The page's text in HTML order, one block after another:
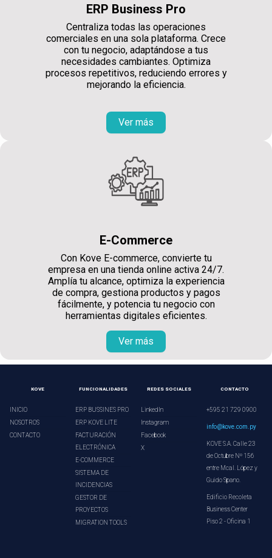
ERP Business Pro
Centraliza todas las operaciones
comerciales en una sola plataforma. Crece
con tu negocio, adaptándose a tus
necesidades cambiantes. Optimiza
procesos repetitivos, reduciendo errores y
mejorando la eficiencia.
Ver más
E-Commerce
Con Kove E-commerce, convierte tu
empresa en una tienda online activa 24/7.
Amplía tu alcance, optimiza la experiencia
de compra, gestiona productos y pagos
fácilmente, y potencia tu negocio con
herramientas digitales eficientes.
Ver más
KOVE
INICIO
NOSOTROS
CONTACTO
FUNCIONALIDADES
ERP BUSSINES PRO
ERP KOVE LITE
FACTURACIÓN
ELECTRÓNICA
E-COMMERCE
SISTEMA DE
INCIDENCIAS
GESTOR DE
PROYECTOS
MIGRATION TOOLS
REDES SOCIALES
LinkedIn
Instagram
Facebook
X
CONTACTO
+595 21 729 0900
info@kove.com.py
KOVE S.A. Calle 23
de Octubre Nº 156
entre Mcal. López y
Guido Spano.
Edificio Recoleta
Business Center
Piso 2 - Oficina 1